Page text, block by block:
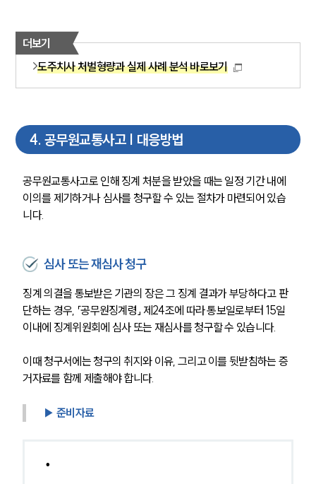
더보기
도주치사 처벌형량과 실제 사례 분석 바로보기
4. 공무원교통사고 | 대응방법
공무원교통사고로 인해 징계 처분을 받았을 때는 일정 기간 내에
이의를 제기하거나 심사를 청구할 수 있는 절차가 마련되어 있습
니다.
심사 또는 재심사 청구
징계 의결을 통보받은 기관의 장은 그 징계 결과가 부당하다고 판
단하는 경우, 「공무원징계령」 제24조에 따라 통보일로부터 15일
이내에 징계위원회에 심사 또는 재심사를 청구할 수 있습니다.
이때 청구서에는 청구의 취지와 이유, 그리고 이를 뒷받침하는 증
거자료를 함께 제출해야 합니다.
▶ 준비자료
•